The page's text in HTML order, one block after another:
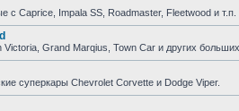
с Caprice, Impala SS, Roadmaster, Fleetwood и т.п.
Grand Marqius, Town Car и других
суперкары Chevrolet Corvette и Dodge Viper.